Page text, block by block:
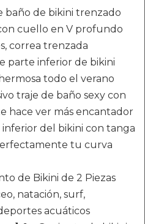
baño de bikini trenzado
cuello en V profundo
correa trenzada
parte inferior de bikini
todo el verano
traje de baño sexy con
hace ver más encantador
del bikini con tanga
tu curva
de Bikini de 2 Piezas
natación, surf,
acuáticos